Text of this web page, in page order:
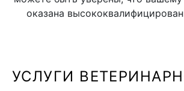
оказана
УСЛУГИ